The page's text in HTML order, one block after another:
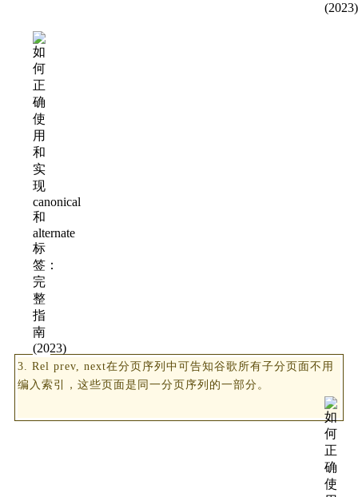
3. Rel prev, next在分页序列中可告知谷歌所有子分页面不用
编入索引，这些页面是同一分页序列的一部分。